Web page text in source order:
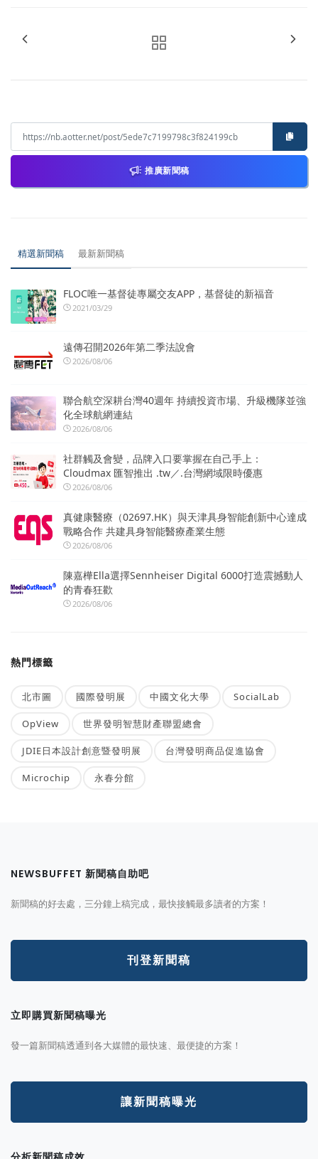
推廣新聞稿
精選新聞稿 最新新聞稿
FLOC唯一基督徒專屬交友APP，基督徒的新福音
2021/03/29
遠傳召開2026年第二季法說會
2026/08/06
聯合航空深耕台灣40週年 持續投資市場、升級機隊並強
化全球航網連結
2026/08/06
社群觸及會變，品牌入口要掌握在自己手上：
Cloudmax 匯智推出 .tw／.台灣網域限時優惠
2026/08/06
真健康醫療（02697.HK）與天津具身智能創新中心達成
戰略合作 共建具身智能醫療產業生態
2026/08/06
陳嘉樺Ella選擇Sennheiser Digital 6000打造震撼動人
的青春狂歡
2026/08/06
熱門標籤
北市圖 國際發明展 中國文化大學 SocialLab
OpView 世界發明智慧財產聯盟總會
JDIE日本設計創意暨發明展 台灣發明商品促進協會
Microchip 永春分館
NEWSBUFFET 新聞稿自助吧
新聞稿的好去處，三分鐘上稿完成，最快接觸最多讀者的方案！
刊登新聞稿
立即購買新聞稿曝光
發一篇新聞稿透通到各大媒體的最快速、最便捷的方案！
讓新聞稿曝光